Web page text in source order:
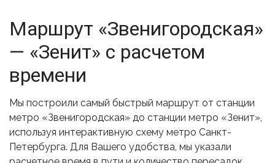
Маршрут «Звенигородская»
— «Зенит» с расчетом
времени
Мы построили самый быстрый маршрут от станции
метро «Звенигородская» до станции метро «Зенит»,
используя интерактивную схему метро Санкт-
Петербурга. Для Вашего удобства, мы указали